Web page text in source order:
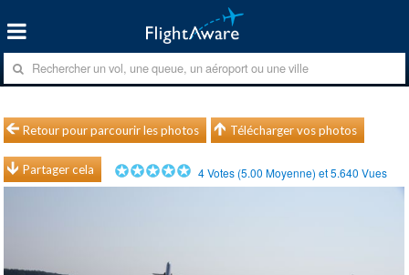
Retour pour parcourir les photos Télécharger vos photos
Partager cela 4Votes (5.00 Moyenne) et5.640 Vues